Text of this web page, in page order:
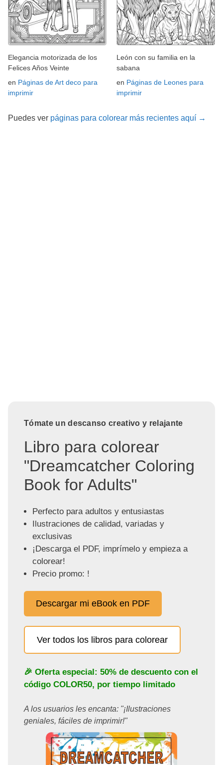
Elegancia motorizada de los
Felices Años Veinte
en Páginas de Art deco para
imprimir
León con su familia en la
sabana
en Páginas de Leones para
imprimir
Puedes ver páginas para colorear más recientes aquí →
Tómate un descanso creativo y relajante
Libro para colorear
"Dreamcatcher Coloring
Book for Adults"
Perfecto para adultos y entusiastas
Ilustraciones de calidad, variadas y
exclusivas
¡Descarga el PDF, imprímelo y empieza a
colorear!
Precio promo: !
Descargar mi eBook en PDF
Ver todos los libros para colorear
🎉 Oferta especial: 50% de descuento con el
código COLOR50, por tiempo limitado
A los usuarios les encanta: "¡Ilustraciones
geniales, fáciles de imprimir!"